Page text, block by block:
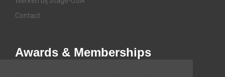
Contact
Awards & Memberships